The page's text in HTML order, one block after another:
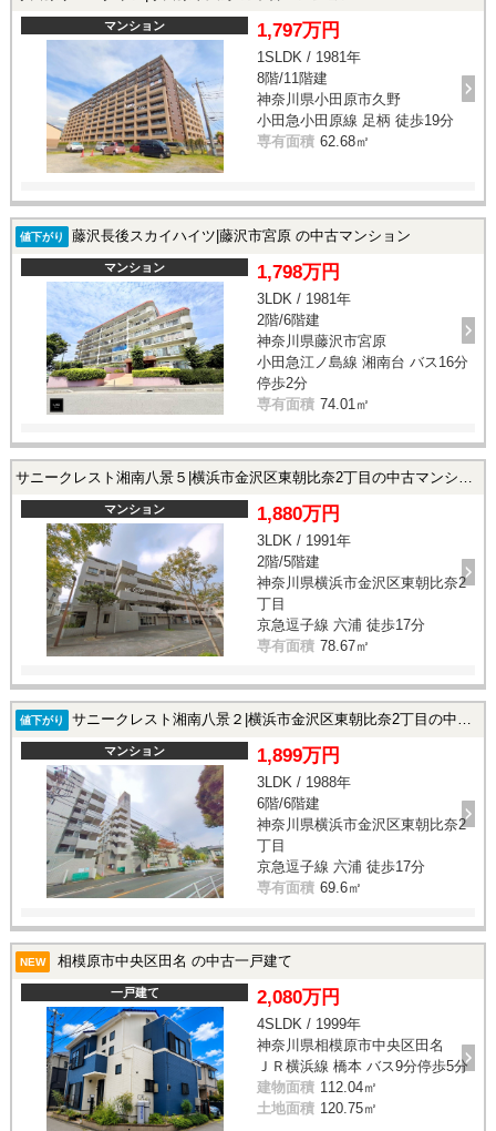
マンション 1,797万円
1SLDK / 1981年
8階/11階建
神奈川県小田原市久野
小田急小田原線 足柄 徒歩19分
専有面積 62.68㎡
値下がり 藤沢長後スカイハイツ|藤沢市宮原 の中古マンション
マンション 1,798万円
3LDK / 1981年
2階/6階建
神奈川県藤沢市宮原
小田急江ノ島線 湘南台 バス16分
停歩2分
専有面積 74.01㎡
マンション 1,880万円
3LDK / 1991年
2階/5階建
神奈川県横浜市金沢区東朝比奈2
丁目
京急逗子線 六浦 徒歩17分
専有面積 78.67㎡
値下がり サニークレスト湘南八景２|横浜市金沢区東朝比奈2丁目の中古マンション
マンション 1,899万円
3LDK / 1988年
6階/6階建
神奈川県横浜市金沢区東朝比奈2
丁目
京急逗子線 六浦 徒歩17分
専有面積 69.6㎡
NEW 相模原市中央区田名 の中古一戸建て
一戸建て 2,080万円
4SLDK / 1999年
神奈川県相模原市中央区田名
ＪＲ横浜線 橋本 バス9分停歩5分
建物面積 112.04㎡
土地面積 120.75㎡